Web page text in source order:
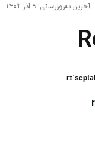
آخرین به‌روزرسانی: ۹ آذر ۱۴۰۲